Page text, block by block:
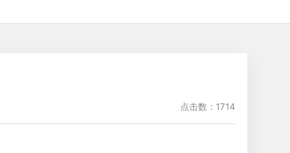
点击数：1714